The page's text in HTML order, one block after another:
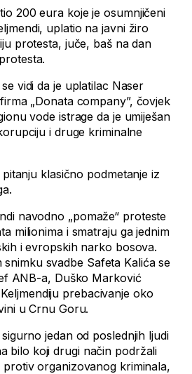
200 eura koje je osumnjičeni
uplatio na javni žiro
protesta, juče, baš na dan
vidi da je uplatilac Naser
„Donata company”, čovjek
vode istrage da je umiješan
i druge kriminalne
klasično podmetanje iz
navodno „pomaže“ proteste
milionima i smatraju ga jednim
i evropskih narko bosova.
svadbe Safeta Kalića se
ANB-a, Duško Marković
prebacivanje oko
u Crnu Goru.
jedan od poslednjih ljudi
bilo koji drugi način podržali
organizovanog kriminala,